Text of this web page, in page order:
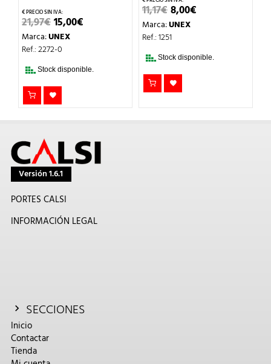
21,97€EL
PRECIO
ORIGINAL
ERA:
15,00€
Marca:UNEX
Ref.: 2272-0
Stock disponible.
11,17€EL
PRECIO
ORIGINAL
ERA:
8,00€
Marca:UNEX
Ref.: 1251
Stock disponible.
Versión 1.6.1
PORTES CALSI
INFORMACIÓN LEGAL
SECCIONES
Inicio
Contactar
Tienda